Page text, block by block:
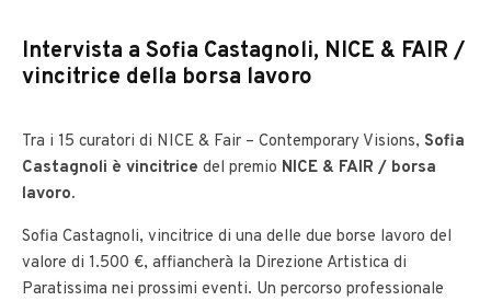
Intervista a Sofia Castagnoli, NICE & FAIR /
vincitrice della borsa lavoro
Tra i 15 curatori di NICE & Fair – Contemporary Visions, Sofia
Castagnoli è vincitrice del premio NICE & FAIR / borsa
lavoro.
Sofia Castagnoli, vincitrice di una delle due borse lavoro del
valore di 1.500 €, affiancherà la Direzione Artistica di
Paratissima nei prossimi eventi. Un percorso professionale